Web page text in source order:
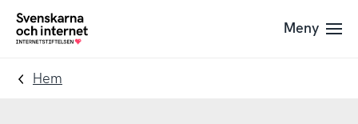
Till
navigation
Till
innehåll
To
Meny
Hem